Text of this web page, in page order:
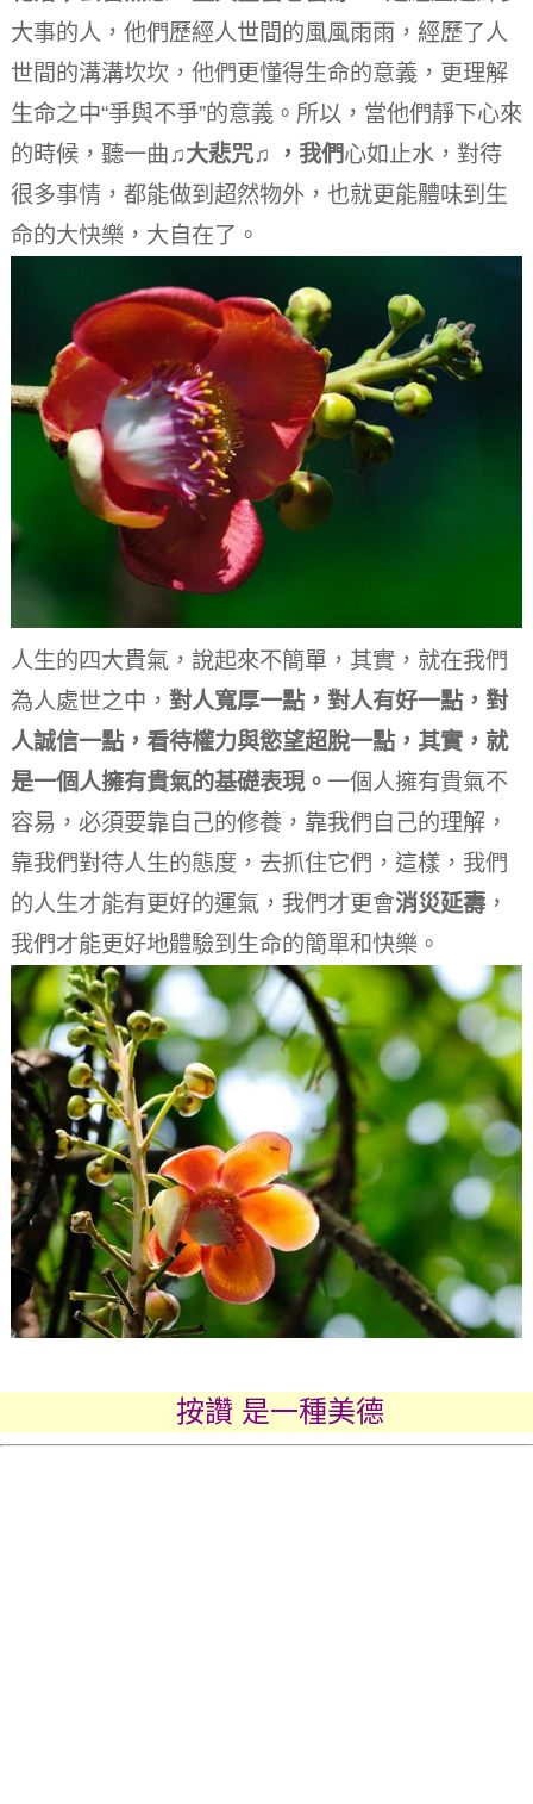
大事的人，他們歷經人世間的風風雨雨，經歷了人
世間的溝溝坎坎，他們更懂得生命的意義，更理解
生命之中“爭與不爭”的意義。 所以，當他們靜下心來
的時候，聽一曲♫大悲咒♫ ，我們心如止水，對待
很多事情，都能做到超然物外，也就更能體味到生
命的大快樂，大自在了。
人生的四大貴氣，說起來不簡單，其實，就在我們
為人處世之中， 對人寬厚一點，對人有好一點，對
人誠信一點，看待權力與慾望超脫一點，其實，就
是一個人擁有貴氣的基礎表現。 一個人擁有貴氣不
容易，必須要靠自己的修養，靠我們自己的理解，
靠我們對待人生的態度，去抓住它們，這樣，我們
的人生才能有更好的運氣，我們才更會消災延壽，
我們才能更好地體驗到生命的簡單和快樂。
按讚 是一種美德